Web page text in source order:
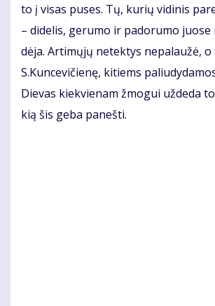
to į vi­sas pu­ses. Tų, ku­rių vi­di­nis
– di­de­lis, ge­ru­mo ir pa­do­ru­mo
dė­ja. Ar­ti­mų­jų ne­tek­tys ne­pa­lau­žė,
S.Kun­ce­vi­čie­nę, ki­tiems
Die­vas kiek­vie­nam žmo­gui už­de­da
kią šis ge­ba pa­neš­ti.